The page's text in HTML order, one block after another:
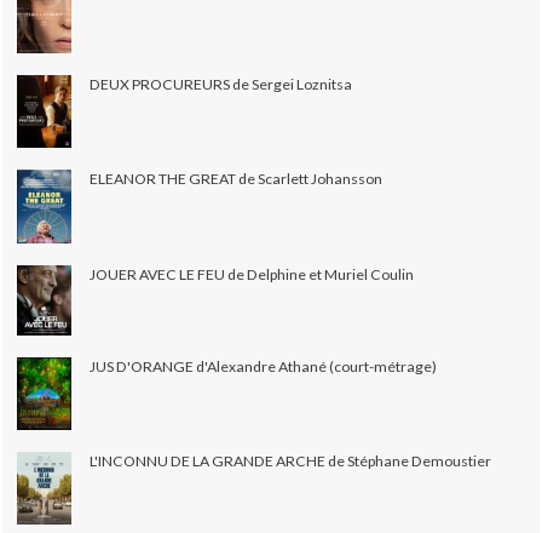
DEUX PROCUREURS de Sergei Loznitsa
ELEANOR THE GREAT de Scarlett Johansson
JOUER AVEC LE FEU de Delphine et Muriel Coulin
JUS D'ORANGE d'Alexandre Athané (court-métrage)
L'INCONNU DE LA GRANDE ARCHE de Stéphane Demoustier